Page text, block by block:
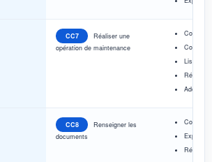
CC7
Réaliser une
opération de maintenance
Lister
Réaliser
Adopter
CC8
Renseigner les
documents
Rédiger